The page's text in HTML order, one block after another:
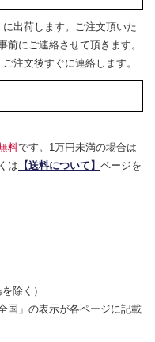
出荷します。ご注文頂いた
にご連絡させて頂きます。
注文後すぐに連絡します。
料です。1万円未満の場合は
は 【送料について】 ページを
除く）
国」の表示が各ページに記載